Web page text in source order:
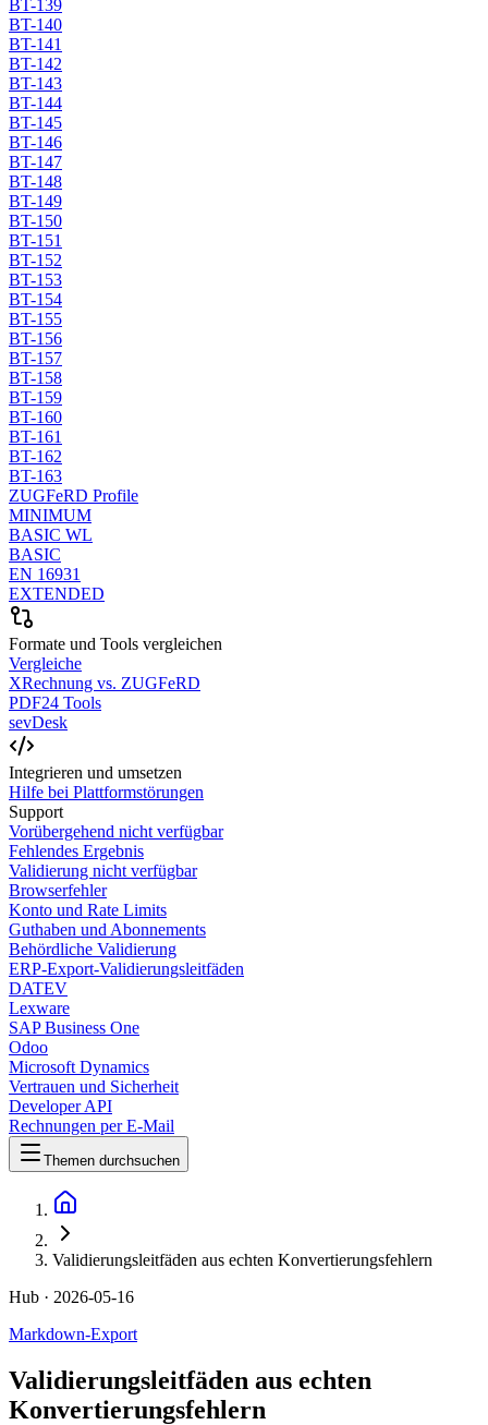
BT-139
BT-140
BT-141
BT-142
BT-143
BT-144
BT-145
BT-146
BT-147
BT-148
BT-149
BT-150
BT-151
BT-152
BT-153
BT-154
BT-155
BT-156
BT-157
BT-158
BT-159
BT-160
BT-161
BT-162
BT-163
ZUGFeRD Profile
MINIMUM
BASIC WL
BASIC
EN 16931
EXTENDED
Formate und Tools vergleichen
Vergleiche
XRechnung vs. ZUGFeRD
PDF24 Tools
sevDesk
Integrieren und umsetzen
Hilfe bei Plattformstörungen
Support
Vorübergehend nicht verfügbar
Fehlendes Ergebnis
Validierung nicht verfügbar
Browserfehler
Konto und Rate Limits
Guthaben und Abonnements
Behördliche Validierung
ERP-Export-Validierungsleitfäden
DATEV
Lexware
SAP Business One
Odoo
Microsoft Dynamics
Vertrauen und Sicherheit
Developer API
Rechnungen per E-Mail
Themen durchsuchen
Validierungsleitfäden aus echten Konvertierungsfehlern
Hub · 2026-05-16
Markdown-Export
Validierungsleitfäden aus echten
Konvertierungsfehlern